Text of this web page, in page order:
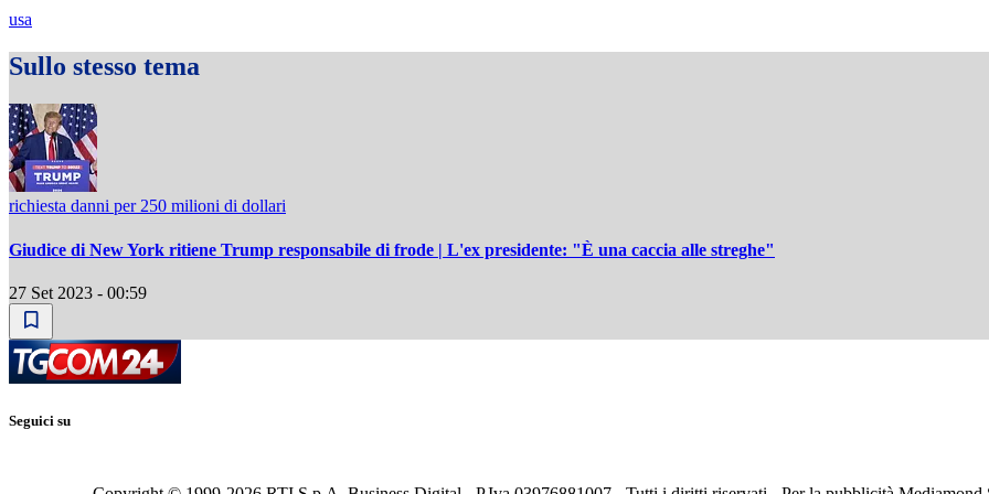
usa
Sullo stesso tema
richiesta danni per 250 milioni di dollari
Giudice di New York ritiene Trump responsabile di frode | L'ex presidente: "È una caccia alle streghe"
27 Set 2023 - 00:59
Seguici su